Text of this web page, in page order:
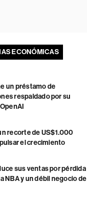
ECONÓMICAS
un préstamo de
respaldado por su
recorte de US$1.000
el crecimiento
sus ventas por pérdida
NBA y un débil negocio de